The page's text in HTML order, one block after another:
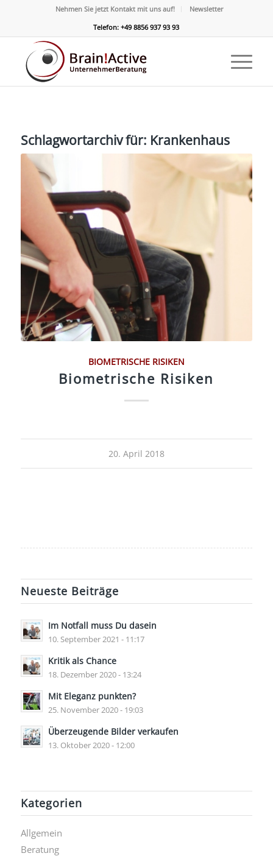
Nehmen Sie jetzt Kontakt mit uns auf!
Newsletter
Telefon: +49 8856 937 93 93
Schlagwortarchiv für: Krankenhaus
BIOMETRISCHE RISIKEN
Biometrische Risiken
20. April 2018
Neueste Beiträge
Im Notfall muss Du dasein
10. September 2021 - 11:17
Kritik als Chance
18. Dezember 2020 - 13:24
Mit Eleganz punkten?
25. November 2020 - 19:03
Überzeugende Bilder verkaufen
13. Oktober 2020 - 12:00
Kategorien
Allgemein
Beratung